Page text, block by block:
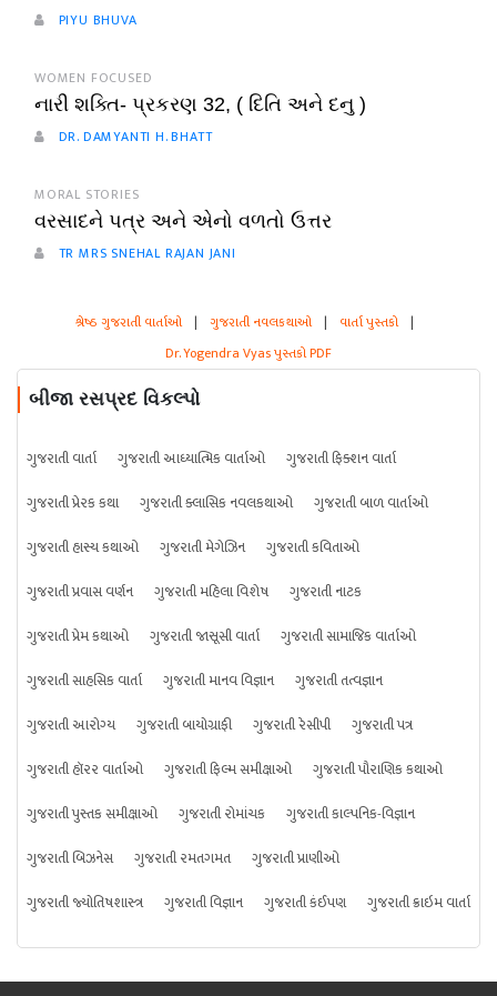
PIYU BHUVA
WOMEN FOCUSED
નારી શક્તિ- પ્રકરણ 32, ( દિતિ અને દનુ )
DR. DAMYANTI H. BHATT
MORAL STORIES
વરસાદને પત્ર અને એનો વળતો ઉત્તર
TR MRS SNEHAL RAJAN JANI
શ્રેષ્ઠ ગુજરાતી વાર્તાઓ | ગુજરાતી નવલકથાઓ | વાર્તા પુસ્તકો |
Dr. Yogendra Vyas પુસ્તકો PDF
બીજા રસપ્રદ વિકલ્પો
ગુજરાતી વાર્તા ગુજરાતી આધ્યાત્મિક વાર્તાઓ
ગુજરાતી ફિક્શન વાર્તા
ગુજરાતી પ્રેરક કથા
ગુજરાતી ક્લાસિક નવલકથાઓ
ગુજરાતી બાળ વાર્તાઓ
ગુજરાતી હાસ્ય કથાઓ
ગુજરાતી મેગેઝિન
ગુજરાતી કવિતાઓ
ગુજરાતી પ્રવાસ વર્ણન
ગુજરાતી મહિલા વિશેષ
ગુજરાતી નાટક
ગુજરાતી પ્રેમ કથાઓ
ગુજરાતી જાસૂસી વાર્તા
ગુજરાતી સામાજિક વાર્તાઓ
ગુજરાતી સાહસિક વાર્તા
ગુજરાતી માનવ વિજ્ઞાન
ગુજરાતી તત્વજ્ઞાન
ગુજરાતી આરોગ્ય
ગુજરાતી બાયોગ્રાફી ગુજરાતી રેસીપી
ગુજરાતી પત્ર
ગુજરાતી હૉરર વાર્તાઓ
ગુજરાતી ફિલ્મ સમીક્ષાઓ
ગુજરાતી પૌરાણિક કથાઓ
ગુજરાતી પુસ્તક સમીક્ષાઓ
ગુજરાતી રોમાંચક
ગુજરાતી કાલ્પનિક-વિજ્ઞાન
ગુજરાતી બિઝનેસ
ગુજરાતી રમતગમત
ગુજરાતી પ્રાણીઓ
ગુજરાતી જ્યોતિષશાસ્ત્ર
ગુજરાતી વિજ્ઞાન ગુજરાતી કંઈપણ ગુજરાતી ક્રાઇમ વાર્તા